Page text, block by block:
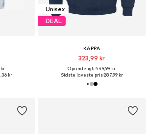
kr
Unisex
DEAL
KAPPA
323,99 kr
Oprindeligt: 449,99 kr
Sidste laveste pris:287,99 kr